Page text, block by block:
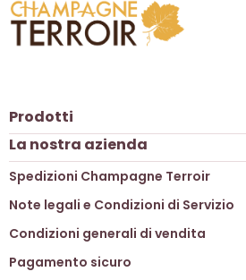
Prodotti
La nostra azienda
Spedizioni Champagne Terroir
Note legali e Condizioni di Servizio
Condizioni generali di vendita
Pagamento sicuro